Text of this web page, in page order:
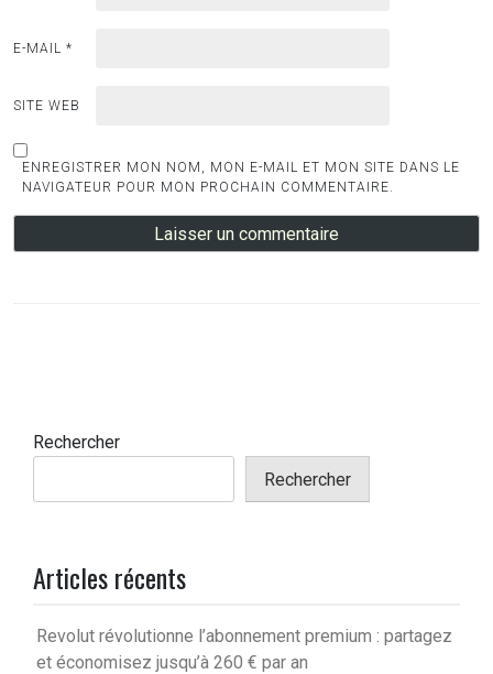
E-MAIL *
SITE WEB
ENREGISTRER MON NOM, MON E-MAIL ET MON SITE DANS LE
NAVIGATEUR POUR MON PROCHAIN COMMENTAIRE.
Rechercher
Rechercher
Articles récents
Revolut révolutionne l’abonnement premium : partagez
et économisez jusqu’à 260 € par an